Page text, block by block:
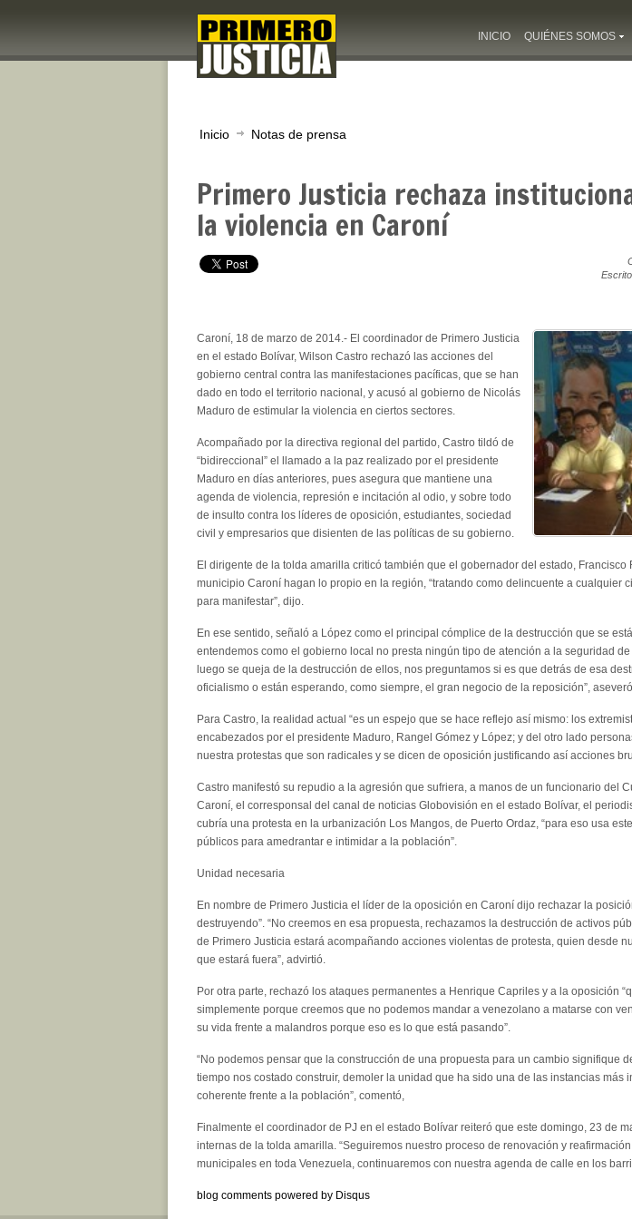
INICIO QUIÉNES SOMOS
Inicio Notas de prensa
Primero Justicia rechaza
la violencia en Caroní
Caroní, 18 de marzo de 2014.- El coordinador de Primero Justicia
en el estado Bolívar, Wilson Castro rechazó las acciones del
gobierno central contra las manifestaciones pacíficas, que se han
dado en todo el territorio nacional, y acusó al gobierno de Nicolás
Maduro de estimular la violencia en ciertos sectores.
Acompañado por la directiva regional del partido, Castro tildó de
“bidireccional” el llamado a la paz realizado por el presidente
Maduro en días anteriores, pues asegura que mantiene una
agenda de violencia, represión e incitación al odio, y sobre todo
de insulto contra los líderes de oposición, estudiantes, sociedad
civil y empresarios que disienten de las políticas de su gobierno.
El dirigente de la tolda amarilla criticó también que el gobernador del estado, Francisco
municipio Caroní hagan lo propio en la región, “tratando como delincuente a cualquier
para manifestar”, dijo.
En ese sentido, señaló a López como el principal cómplice de la destrucción que se
entendemos como el gobierno local no presta ningún tipo de atención a la seguridad
luego se queja de la destrucción de ellos, nos preguntamos si es que detrás de esa
oficialismo o están esperando, como siempre, el gran negocio de la reposición”, aseveró.
Para Castro, la realidad actual “es un espejo que se hace reflejo así mismo: los
encabezados por el presidente Maduro, Rangel Gómez y López; y del otro lado
nuestra protestas que son radicales y se dicen de oposición justificando así acciones
Castro manifestó su repudio a la agresión que sufriera, a manos de un funcionario del
Caroní, el corresponsal del canal de noticias Globovisión en el estado Bolívar, el
cubría una protesta en la urbanización Los Mangos, de Puerto Ordaz, “para eso usa
públicos para amedrantar e intimidar a la población”.
Unidad necesaria
En nombre de Primero Justicia el líder de la oposición en Caroní dijo rechazar la
destruyendo”. “No creemos en esa propuesta, rechazamos la destrucción de activos
de Primero Justicia estará acompañando acciones violentas de protesta, quien desde
que estará fuera”, advirtió.
Por otra parte, rechazó los ataques permanentes a Henrique Capriles y a la oposición
simplemente porque creemos que no podemos mandar a venezolano a matarse con
su vida frente a malandros porque eso es lo que está pasando”.
“No podemos pensar que la construcción de una propuesta para un cambio signifique
tiempo nos costado construir, demoler la unidad que ha sido una de las instancias más
coherente frente a la población”, comentó,
Finalmente el coordinador de PJ en el estado Bolívar reiteró que este domingo, 23 de
internas de la tolda amarilla. “Seguiremos nuestro proceso de renovación y
municipales en toda Venezuela, continuaremos con nuestra agenda de calle en los
blog comments powered by Disqus